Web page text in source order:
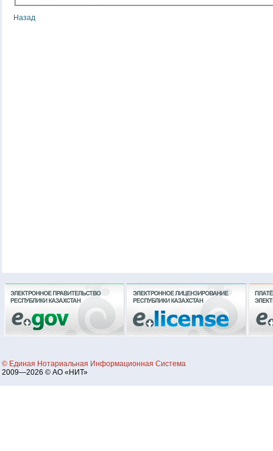
Назад
© Единая Нотариальная Информационная Система
2009—2026 © АО «НИТ»